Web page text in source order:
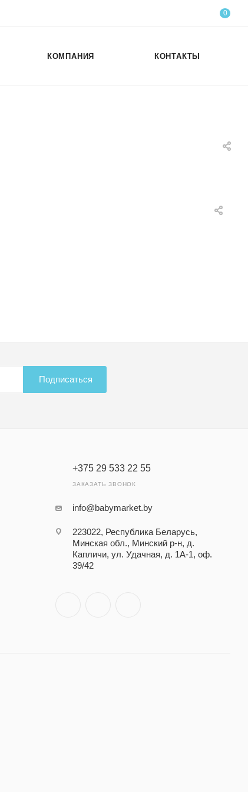
0
КОМПАНИЯ КОНТАКТЫ
Подписаться
+375 29 533 22 55
ЗАКАЗАТЬ ЗВОНОК
info@babymarket.by
223022, Республика Беларусь,
Минская обл., Минский р-н, д.
Капличи, ул. Удачная, д. 1А-1, оф.
39/42